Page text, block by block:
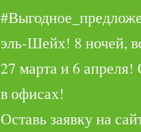
эль-Шейх! 8 ночей,
27 марта и 6
в офисах!
Оставь заявку на